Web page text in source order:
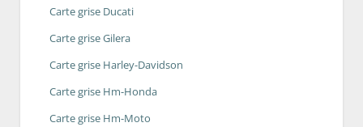
Carte grise Ducati
Carte grise Gilera
Carte grise Harley-Davidson
Carte grise Hm-Honda
Carte grise Hm-Moto